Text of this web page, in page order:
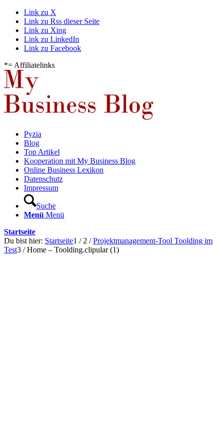
Link zu X
Link zu Rss dieser Seite
Link zu Xing
Link zu LinkedIn
Link zu Facebook
*= Affiliatelinks
Pyzia
Blog
Top Artikel
Kooperation mit My Business Blog
Online Business Lexikon
Datenschutz
Impressum
Suche
Menü Menü
Startseite
Du bist hier: Startseite1 / 2 / Projektmanagement-Tool Toolding im
Test3 / Home – Toolding.clipular (1)